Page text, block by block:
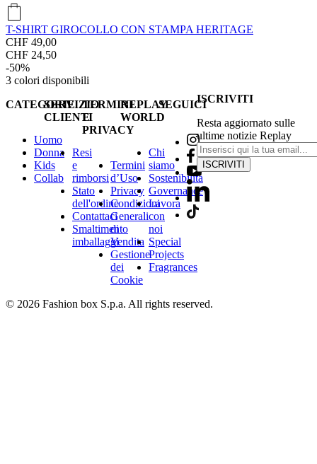
T-SHIRT GIROCOLLO CON STAMPA HERITAGE
CHF 49,00
CHF 24,50
-50%
3 colori disponibili
CATEGORIE
Uomo
Donna
Kids
Collab
SERVIZIO
CLIENTI
Resi
e
rimborsi
Stato
dell'ordine
Contattaci
Smaltimento
imballaggi
TERMINI
E
PRIVACY
Termini
d’Uso
Privacy
Condizioni
Generali
di
Vendita
Gestione
dei
Cookie
REPLAY
WORLD
Chi
siamo
Sostenibilità
Governance
Lavora
con
noi
Special
Projects
Fragrances
SEGUICIISCRIVITI
Resta aggiornato sulle
ultime notizie Replay
ISCRIVITI
© 2026 Fashion box S.p.a. All rights reserved.